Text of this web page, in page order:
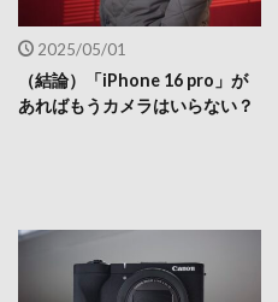
2025/05/01
（結論）「iPhone 16 pro」が
あればもうカメラはいらない？